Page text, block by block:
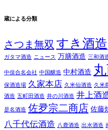
蔵による分類
さつま無双 すき酒造
ガタマ酒造
ニュース 万膳酒造 三和酒
中俣合名会社 中国醸造 中村酒造
保酒造場 久家本店 久米仙酒造 久米
酒造 五町田酒造 井の川酒造 井上酒
是名酒造 佐夛宗二商店 佐藤
八千代伝酒造
八鹿酒造 出水酒造